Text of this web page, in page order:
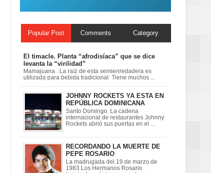
Popular Post Comments Category
El timacle. Planta “afrodisíaca” que se dice
levanta la “virilidad”
Mamajuana . La raíz de esta semienredadera es
utilizada para bebida tradicional Tiene muchos ...
JOHNNY ROCKETS YA ESTA EN
REPÚBLICA DOMINICANA
Santo Domingo. La cadena
internacional de restaurantes Johnny
Rockets abrió sus puertas en el ...
RECORDANDO LA MUERTE DE
PEPE ROSARIO
La madrugada del 19 de marzo de
1983 Los Hermanos Rosario